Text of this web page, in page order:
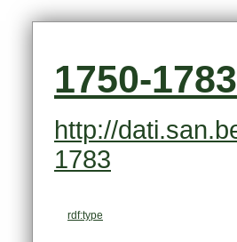
1750-1783
1783
rdf:type